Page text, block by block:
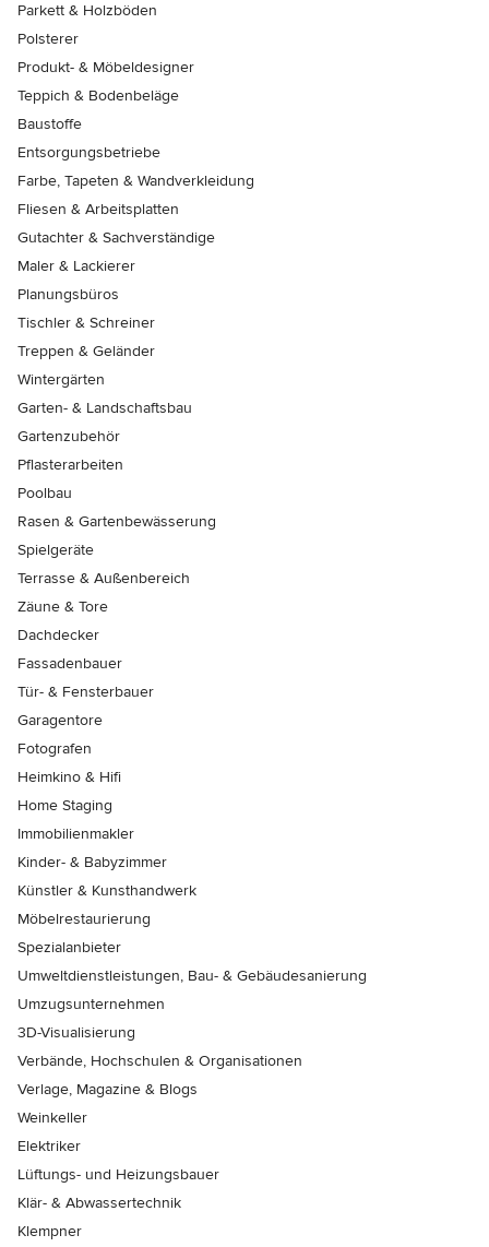
Parkett & Holzböden
Polsterer
Produkt- & Möbeldesigner
Teppich & Bodenbeläge
Baustoffe
Entsorgungsbetriebe
Farbe, Tapeten & Wandverkleidung
Fliesen & Arbeitsplatten
Gutachter & Sachverständige
Maler & Lackierer
Planungsbüros
Tischler & Schreiner
Treppen & Geländer
Wintergärten
Garten- & Landschaftsbau
Gartenzubehör
Pflasterarbeiten
Poolbau
Rasen & Gartenbewässerung
Spielgeräte
Terrasse & Außenbereich
Zäune & Tore
Dachdecker
Fassadenbauer
Tür- & Fensterbauer
Garagentore
Fotografen
Heimkino & Hifi
Home Staging
Immobilienmakler
Kinder- & Babyzimmer
Künstler & Kunsthandwerk
Möbelrestaurierung
Spezialanbieter
Umweltdienstleistungen, Bau- & Gebäudesanierung
Umzugsunternehmen
3D-Visualisierung
Verbände, Hochschulen & Organisationen
Verlage, Magazine & Blogs
Weinkeller
Elektriker
Lüftungs- und Heizungsbauer
Klär- & Abwassertechnik
Klempner